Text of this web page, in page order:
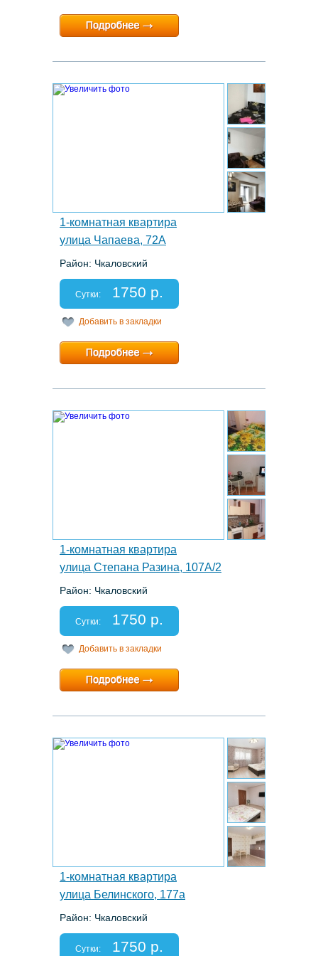
Минимальный срок:1 суток
Расчетный час:12:00
1-комнатная квартира
улица Чапаева, 72А
Район: Чкаловский
Спальных мест: 2+2
Отчетные документы: есть
Сутки: 1750 р.
Добавить в закладки
Минимальный срок:1 суток
Расчетный час:12:00
1-комнатная квартира
улица Степана Разина, 107А/2
Район: Чкаловский
Спальных мест: 2=2=1
Отчетные документы: есть
Сутки: 1750 р.
Добавить в закладки
Минимальный срок:1 суток
Расчетный час:12:00
1-комнатная квартира
улица Белинского, 177а
Район: Чкаловский
Спальных мест: 4
Отчетные документы: есть
Сутки: 1750 р.